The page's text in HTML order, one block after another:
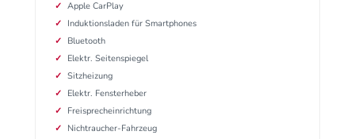
Apple CarPlay
Induktionsladen für Smartphones
Bluetooth
Elektr. Seitenspiegel
Sitzheizung
Elektr. Fensterheber
Freisprecheinrichtung
Nichtraucher-Fahrzeug